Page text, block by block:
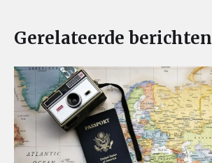
Gerelateerde berichten